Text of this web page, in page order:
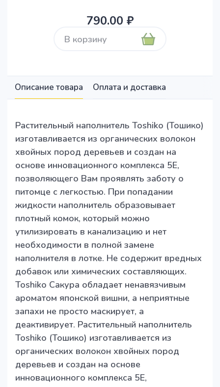
790.00 ₽
В корзину
Описание товара Оплата и доставка
Растительный наполнитель Toshiko (Тошико)
изготавливается из органических волокон
хвойных пород деревьев и создан на
основе инновационного комплекса 5E,
позволяющего Вам проявлять заботу о
питомце с легкостью. При попадании
жидкости наполнитель образовывает
плотный комок, который можно
утилизировать в канализацию и нет
необходимости в полной замене
наполнителя в лотке. Не содержит вредных
добавок или химических составляющих.
Toshiko Сакура обладает ненавязчивым
ароматом японской вишни, а неприятные
запахи не просто маскирует, а
деактивирует. Растительный наполнитель
Toshiko (Тошико) изготавливается из
органических волокон хвойных пород
деревьев и создан на основе
инновационного комплекса 5E,